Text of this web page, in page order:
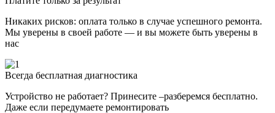
Никаких рисков: оплата только в случае успешного ремонта.
Мы уверены в своей работе — и вы можете быть уверены в
нас
Всегда бесплатная диагностика
Устройство не работает? Принесите –разберемся бесплатно.
Даже если передумаете ремонтировать